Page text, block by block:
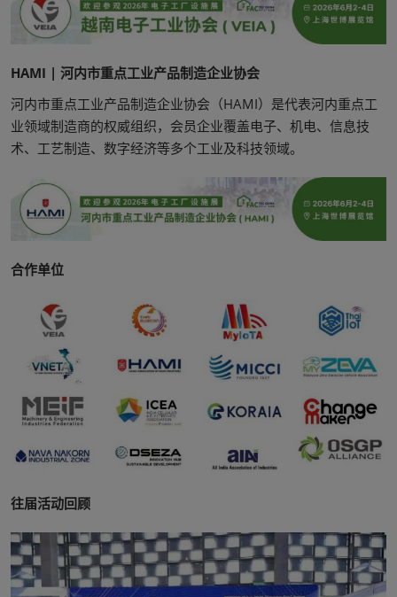
HAMI | 河内市重点工业产品制造企业协会
河内市重点工业产品制造企业协会（HAMI）是代表河内重点工
业领域制造商的权威组织，会员企业覆盖电子、机电、信息技
术、工艺制造、数字经济等多个工业及科技领域。
合作单位
往届活动回顾